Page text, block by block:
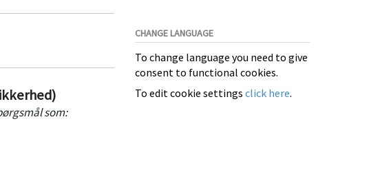
som:
CHANGE LANGUAGE
To change language you need to give
consent to functional cookies.
To edit cookie settings click here.